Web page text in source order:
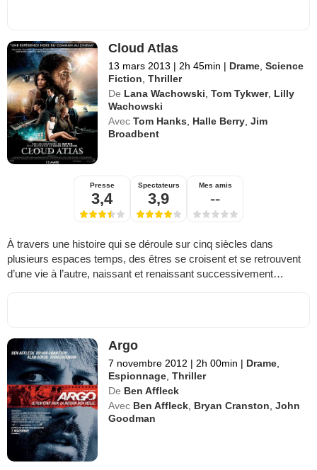
Cloud Atlas
13 mars 2013 | 2h 45min | Drame ,Science
Fiction ,Thriller
De Lana Wachowski ,Tom Tykwer, Lilly
Wachowski
Avec Tom Hanks Halle Berry ,Jim
Broadbent
Presse
3,4
Spectateurs
3,9
Mes amis
--
À travers une histoire qui se déroule sur cinq siècles dans
plusieurs espaces temps, des êtres se croisent et se retrouvent
d’une vie à l’autre, naissant et renaissant successivement…
Argo
7 novembre 2012 | 2h 00min | Drame
Espionnage ,Thriller
De Ben Affleck
Avec Ben Affleck Bryan Cranston ,John
Goodman